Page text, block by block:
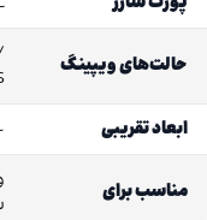
حالت‌های ویپینگ
ابعاد تقریبی
~ ۹۰.۵ ×
مناسب برای